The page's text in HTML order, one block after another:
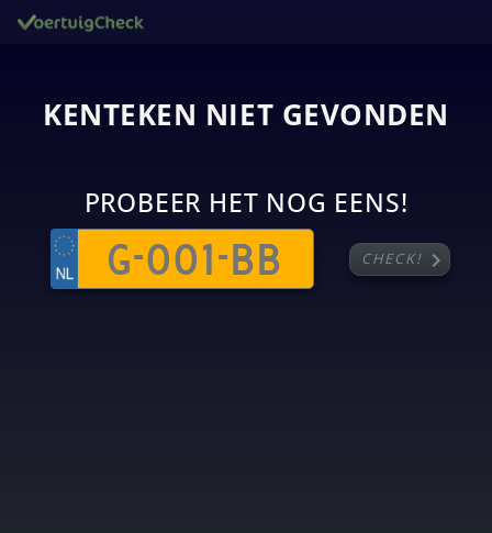
KENTEKEN NIET GEVONDEN
PROBEER HET NOG EENS!
CHECK! chevron_right